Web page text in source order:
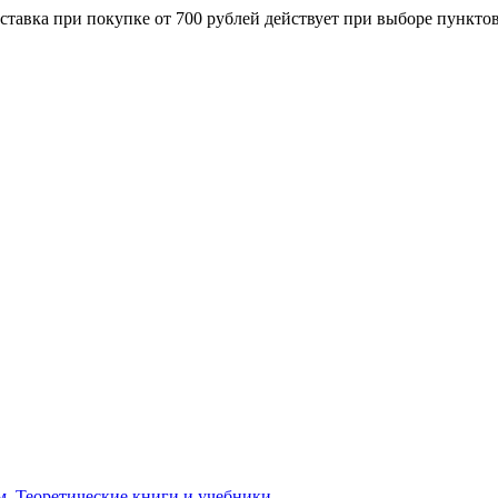
при покупке от 700 рублей действует при выборе